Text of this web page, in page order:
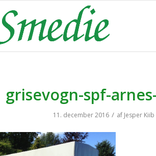
grisevogn-spf-
11. december 2016 / af Jesper